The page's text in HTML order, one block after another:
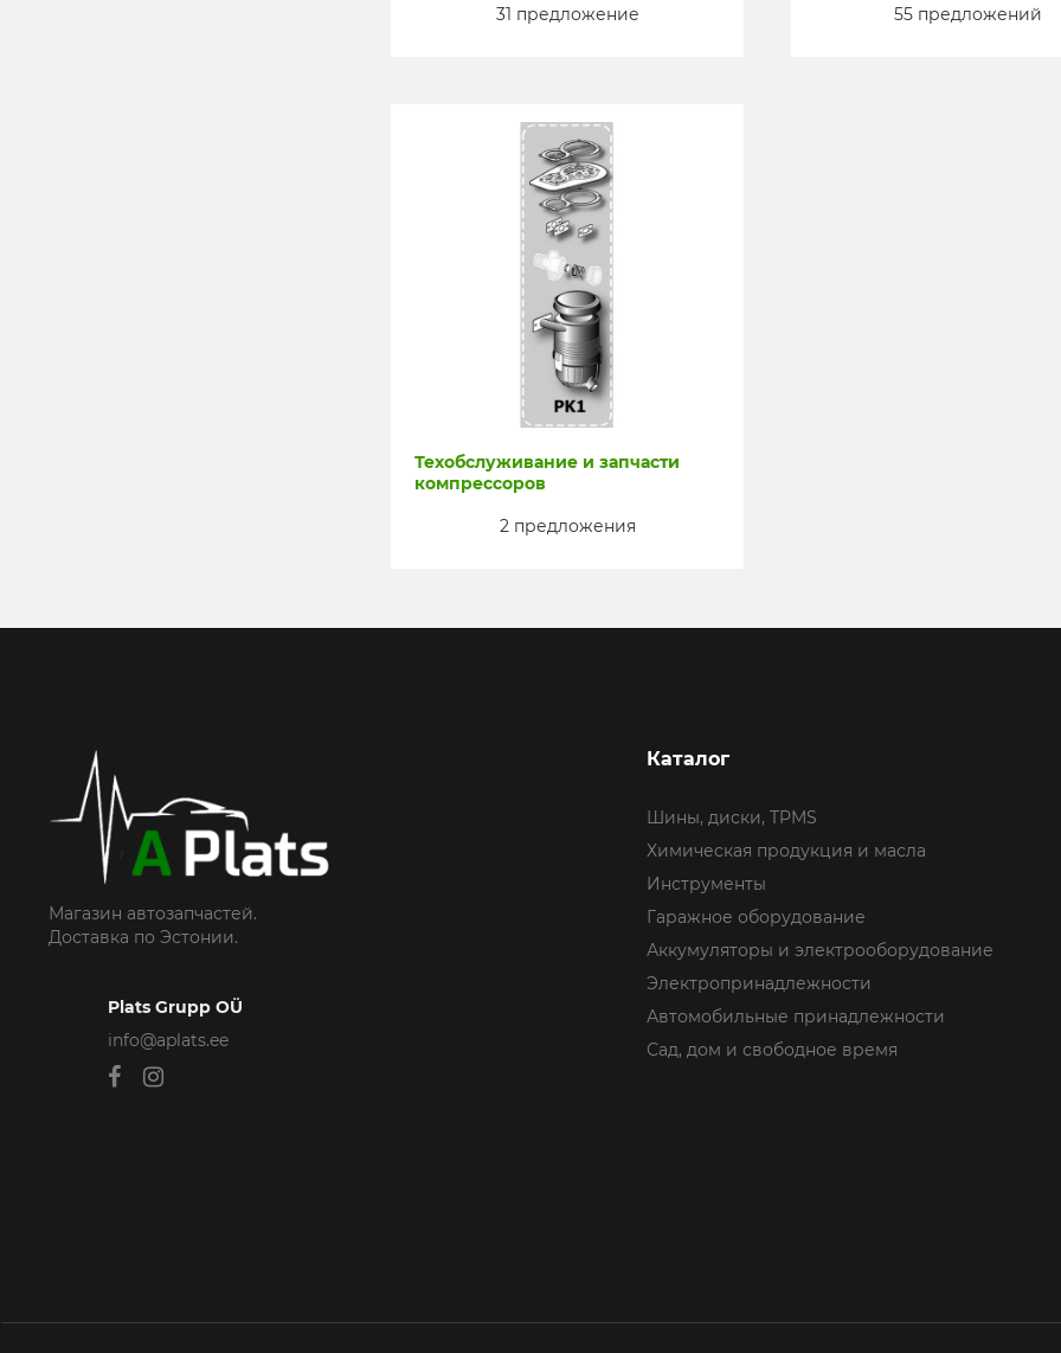
31 предложение 55 предложений
Техобслуживание и запчасти
компрессоров
2 предложения
Магазин автозапчастей.
Доставка по Эстонии.
Plats Grupp OÜ
info@aplats.ee
Каталог
Шины, диски, TPMS
Химическая продукция и масла
Инструменты
Гаражное оборудование
Аккумуляторы и электрооборудование
Электропринадлежности
Автомобильные принадлежности
Сад, дом и свободное время